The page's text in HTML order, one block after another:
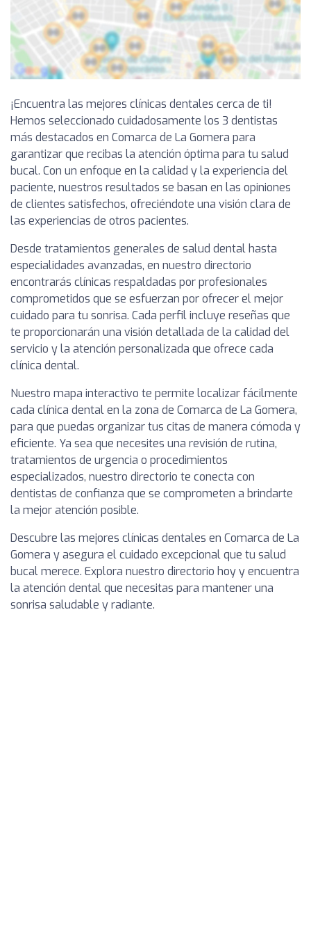
¡Encuentra las mejores clínicas dentales cerca de ti!
Hemos seleccionado cuidadosamente los 3 dentistas
más destacados en Comarca de La Gomera para
garantizar que recibas la atención óptima para tu salud
bucal. Con un enfoque en la calidad y la experiencia del
paciente, nuestros resultados se basan en las opiniones
de clientes satisfechos, ofreciéndote una visión clara de
las experiencias de otros pacientes.
Desde tratamientos generales de salud dental hasta
especialidades avanzadas, en nuestro directorio
encontrarás clínicas respaldadas por profesionales
comprometidos que se esfuerzan por ofrecer el mejor
cuidado para tu sonrisa. Cada perfil incluye reseñas que
te proporcionarán una visión detallada de la calidad del
servicio y la atención personalizada que ofrece cada
clínica dental.
Nuestro mapa interactivo te permite localizar fácilmente
cada clínica dental en la zona de Comarca de La Gomera,
para que puedas organizar tus citas de manera cómoda y
eficiente. Ya sea que necesites una revisión de rutina,
tratamientos de urgencia o procedimientos
especializados, nuestro directorio te conecta con
dentistas de confianza que se comprometen a brindarte
la mejor atención posible.
Descubre las mejores clínicas dentales en Comarca de La
Gomera y asegura el cuidado excepcional que tu salud
bucal merece. Explora nuestro directorio hoy y encuentra
la atención dental que necesitas para mantener una
sonrisa saludable y radiante.